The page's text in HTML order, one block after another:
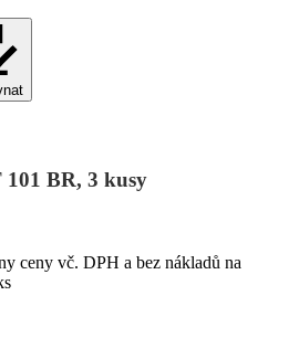
BR, 3 kusy
ceny vč. DPH a bez nákladů na